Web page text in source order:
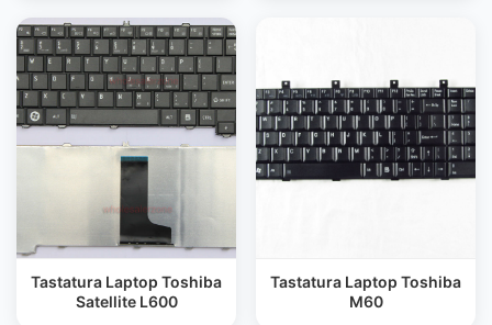
Tastatura Laptop Toshiba
Satellite L600
Tastatura Laptop Toshiba
M60